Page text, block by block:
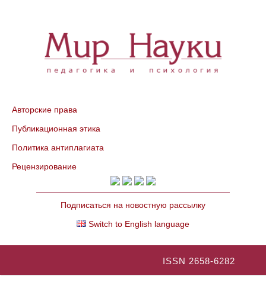
Авторские права
Публикационная этика
Политика антиплагиата
Рецензирование
Подписаться на новостную рассылку
Switch to English language
ISSN 2658-6282